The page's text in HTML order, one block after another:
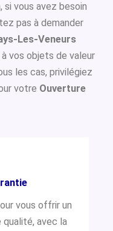
vous avez besoin
pas à demander
Les-Veneurs
vos objets de valeur
les cas, privilégiez
votre Ouverture
vous offrir un
avec la